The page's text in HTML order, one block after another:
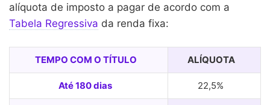
alíquota de imposto a pagar de acordo com a
Tabela Regressiva da renda fixa:
TEMPO COM O TÍTULO ALÍQUOTA
Até 180 dias 22,5%